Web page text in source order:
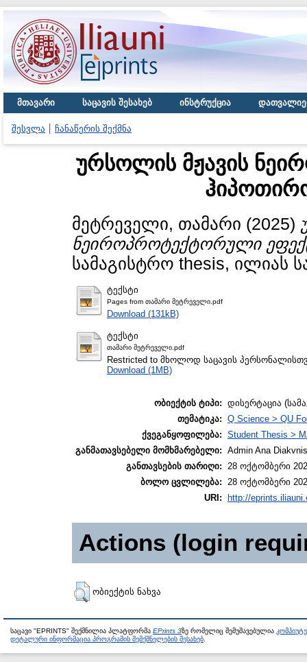
მთავარი საცავის შესახებ ინსტრუქცია
შესვლა ჩანაწერის შექმნა
ურსოლის მჟავის
მეტრეველი, თამარი (2025)
ნეიროპროტექტორული
სამაგისტრო thesis, ილიას
ტექსტი
Pages from თამარი მეტრეველი.pdf
Download (131kB)
ტექსტი
თამარი მეტრეველი.pdf
Restricted to მხოლოდ საცავის
Download (1MB)
ობიექტის ტიპი: დისერტაცია
თემატიკა: Q Science > QU
ქვეგანყოფილება: Student Thesis >
განმათავსებელი მომხმარებელი: Admin Ana
განთავსების თარიღი: 28 ოქტომბერი
ბოლო ცვლილება: 28 ოქტომბერი
URI:
http://
Actions (login
ობიექტის ნახვა
საცავი "EPRINTS" შექმნილია პლატფორმა EPrints 3ზე რომელიც შემუშავებულია
დეტალური ინფორმაცია პროგრამის შემქმნელების შესახებ.